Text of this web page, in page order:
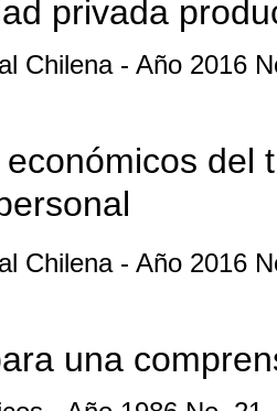
privada
Chilena - Año 2016
económicos del
Chilena - Año 2016
una